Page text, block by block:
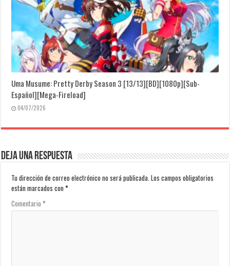
Uma Musume: Pretty Derby Season 3 [13/13][BD][1080p][Sub-
Español][Mega-Fireload]
04/07/2026
Deja una respuesta
Tu dirección de correo electrónico no será publicada. Los campos obligatorios
están marcados con*
Comentario*